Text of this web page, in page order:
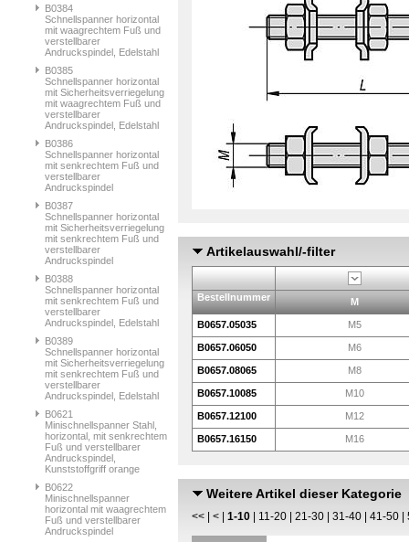
B0384
Schnellspanner horizontal
mit waagrechtem Fuß und
verstellbarer
Andruckspindel, Edelstahl
B0385
Schnellspanner horizontal
mit Sicherheitsverriegelung
mit waagrechtem Fuß und
verstellbarer
Andruckspindel, Edelstahl
B0386
Schnellspanner horizontal
mit senkrechtem Fuß und
verstellbarer
Andruckspindel
B0387
Schnellspanner horizontal
mit Sicherheitsverriegelung
mit senkrechtem Fuß und
verstellbarer
Andruckspindel
B0388
Schnellspanner horizontal
mit senkrechtem Fuß und
verstellbarer
Andruckspindel, Edelstahl
B0389
Schnellspanner horizontal
mit Sicherheitsverriegelung
mit senkrechtem Fuß und
verstellbarer
Andruckspindel, Edelstahl
B0621
Minischnellspanner Stahl,
horizontal, mit senkrechtem
Fuß und verstellbarer
Andruckspindel,
Kunststoffgriff orange
B0622
Minischnellspanner
horizontal mit waagrechtem
Fuß und verstellbarer
Andruckspindel
Artikelauswahl/-filter
Bestellnummer M
B0657.05035 M5
B0657.06050 M6
B0657.08065 M8
B0657.10085 M10
B0657.12100 M12
B0657.16150 M16
Weitere Artikel dieser Kategorie
<< < 1-10 11-20 21-30 31-40 41-50